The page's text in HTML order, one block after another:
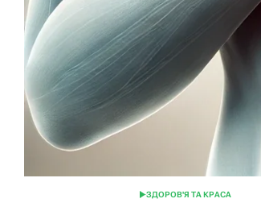
ОПУБЛІКУВАТИ
ЗДОРОВ'Я ТА КРАСА